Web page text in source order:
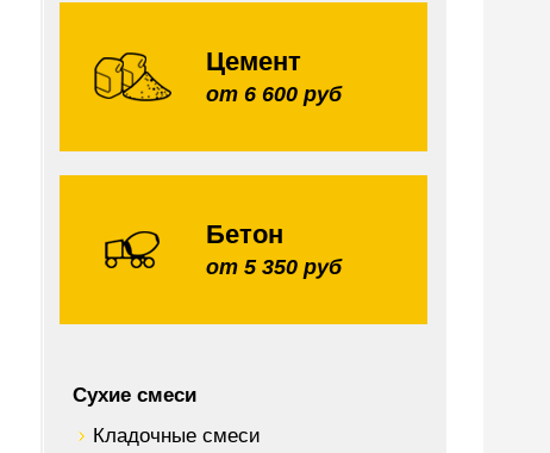
Цемент
от 6 600 руб
Бетон
от 5 350 руб
Сухие смеси
Кладочные смеси